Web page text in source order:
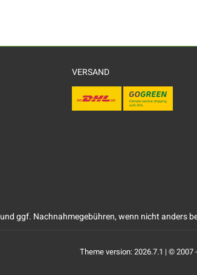
VERSAND
und ggf. Nachnahmegebühren, wenn nicht anders
Theme version: 2026.7.1 | © 2007